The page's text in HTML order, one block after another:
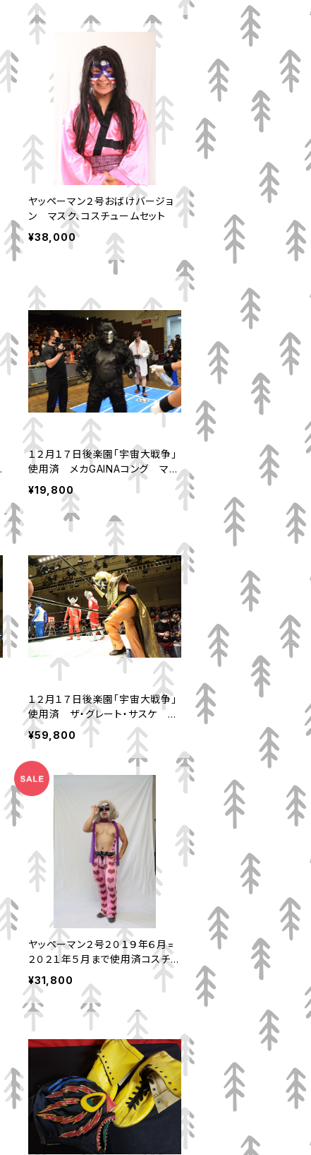
ヤッペーマン２号おばけバージョ
ン マスク、コスチュームセット
¥38,000
１２月１７日後楽園「宇宙大戦争」
使用済 メカGAINAコング マス
ク、コスチュームセット
¥19,800
１２月１７日後楽園「宇宙大戦争」
使用済 ザ・グレート・サスケ ギ
ャラクシーアーマー、トランシーバ
ーセット
¥59,800
ヤッペーマン２号２０１９年６月=
２０２１年５月まで使用済コスチュ
ーム、マスクセット
¥31,800